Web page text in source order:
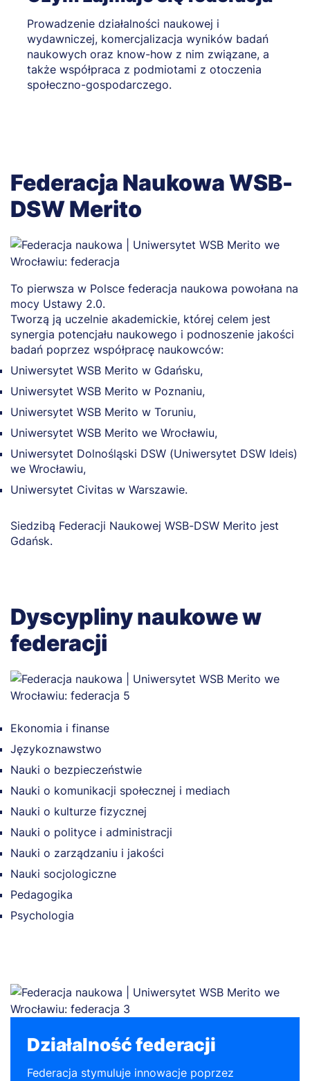
Prowadzenie działalności naukowej i
wydawniczej, komercjalizacja wyników badań
naukowych oraz know-how z nim związane, a
także współpraca z podmiotami z otoczenia
społeczno-gospodarczego.
Federacja Naukowa WSB-
DSW Merito
To pierwsza w Polsce federacja naukowa powołana na
mocy Ustawy 2.0.
Tworzą ją uczelnie akademickie, której celem jest
synergia potencjału naukowego i podnoszenie jakości
badań poprzez współpracę naukowców:
Uniwersytet WSB Merito w Gdańsku,
Uniwersytet WSB Merito w Poznaniu,
Uniwersytet WSB Merito w Toruniu,
Uniwersytet WSB Merito we Wrocławiu,
Uniwersytet Dolnośląski DSW (Uniwersytet DSW Ideis)
we Wrocławiu,
Uniwersytet Civitas w Warszawie.
Siedzibą Federacji Naukowej WSB-DSW Merito jest
Gdańsk.
Dyscypliny naukowe w
federacji
Ekonomia i finanse
Językoznawstwo
Nauki o bezpieczeństwie
Nauki o komunikacji społecznej i mediach
Nauki o kulturze fizycznej
Nauki o polityce i administracji
Nauki o zarządzaniu i jakości
Nauki socjologiczne
Pedagogika
Psychologia
Działalność federacji
Federacja stymuluje innowacje poprzez